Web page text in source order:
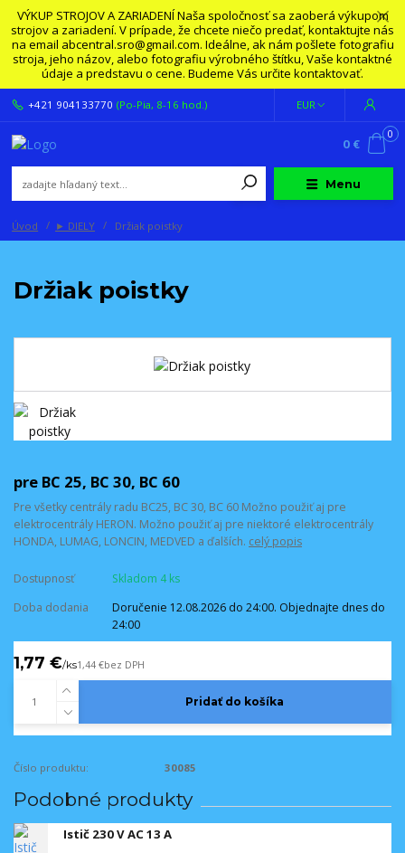
VÝKUP STROJOV A ZARIADENÍ Naša spoločnosť sa zaoberá výkupom
strojov a zariadení. V prípade, že chcete niečo predať, kontaktujte nás
na email abcentral.sro@gmail.com. Ideálne, ak nám pošlete fotografiu
stroja, jeho názov, alebo fotografiu výrobného štítku, Vaše kontaktné
údaje a predstavu o cene. Budeme Vás určite kontaktovať.
Menu
EUR
+421 904133770 (Po-Pia, 8-16 hod.)
0
0 €
Úvod ► DIELY Držiak poistky
Držiak poistky
pre BC 25, BC 30, BC 60
Pre všetky centrály radu BC25, BC 30, BC 60 Možno použiť aj pre
elektrocentrály HERON. Možno použiť aj pre niektoré elektrocentrály
HONDA, LUMAG, LONCIN, MEDVED a ďalších. celý popis
Dostupnosť
Skladom 4 ks
Doba dodania
Doručenie 12.08.2026 do 24:00. Objednajte dnes do
24:00
1,77 €/ks1,44 €bez DPH
Pridať do košíka
Číslo produktu: 30085
Podobné produkty
Istič 230 V AC 13 A